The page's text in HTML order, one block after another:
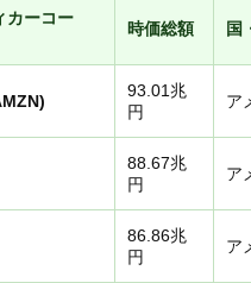
カーコー
時価総額 国
93.01兆
円
ア
88.67兆
円
ア
86.86兆
円
ア